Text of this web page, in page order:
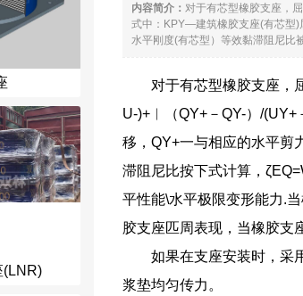
(LNR)
内容简介： 对于有芯型橡胶支座，
式中：KPY―建筑橡胶支座(有芯型
水平刚度(有芯型）等效黏滞阻尼比
对于有芯型橡胶支座，
U-)+︱（QY+－QY-）/
移，QY+一与相应的水平
滞阻尼比按下式计算，
平性能\水平极限变形能力.
胶支座匹周表现，当橡胶支
如果在支座安装时，采
浆垫均匀传力。